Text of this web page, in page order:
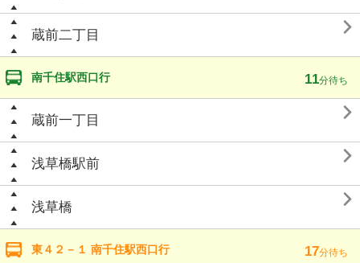
蔵前二丁目 
南千住駅西口行 11分待ち
蔵前一丁目 
浅草橋駅前 
浅草橋 
東４２－１ 南千住駅西口行 17分待ち